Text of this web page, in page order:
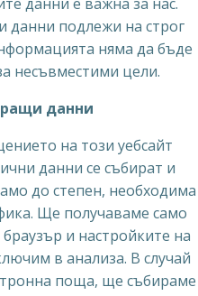
подлежи на строг
няма да бъде
несъвместими цели.
данни
на този уебсайт
данни се събират и
до степен, необходима
Ще получаваме само
и настройките на
в анализа. В случай
поща, ще събираме